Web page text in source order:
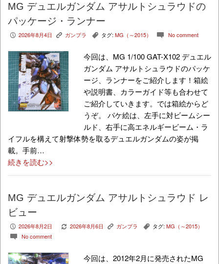
MG デュエルガンダム アサルトシュラウドの
パッケージ・ランナー
P 2026年8月4日 K ガンプラ , タグ: MG（～2015） c No comment
今回は、MG 1/100 GAT-X102 デュエル
ガンダム アサルトシュラウドのパッケ
ージ、ランナーをご紹介します！箱絵
や説明書、カラーガイド等も合わせて
ご紹介していきます。では箱絵からど
うぞ。 パケ絵は、左手に対ビームシー
ルド、右手に高エネルギービーム・ラ
イフルを構えて射撃体勢を取るデュエルガンダムの姿が掲
載。手前…
続きを読む>>
MG デュエルガンダム アサルトシュラウド レ
ビュー
P 2026年8月2日 V 2026年8月6日 K ガンプラ , タグ: MG（～2015）
c No comment
今回は、2012年2月に発売されたMG